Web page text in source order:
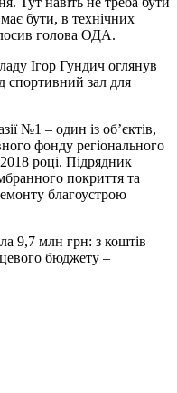
бути, в технічних
голова ОДА.
Ігор Гундич оглянув
спортивний зал для
№1 – один із об’єктів,
фонду регіонального
році. Підрядник
покриття та
благоустрою
9,7 млн грн: з коштів
бюджету –